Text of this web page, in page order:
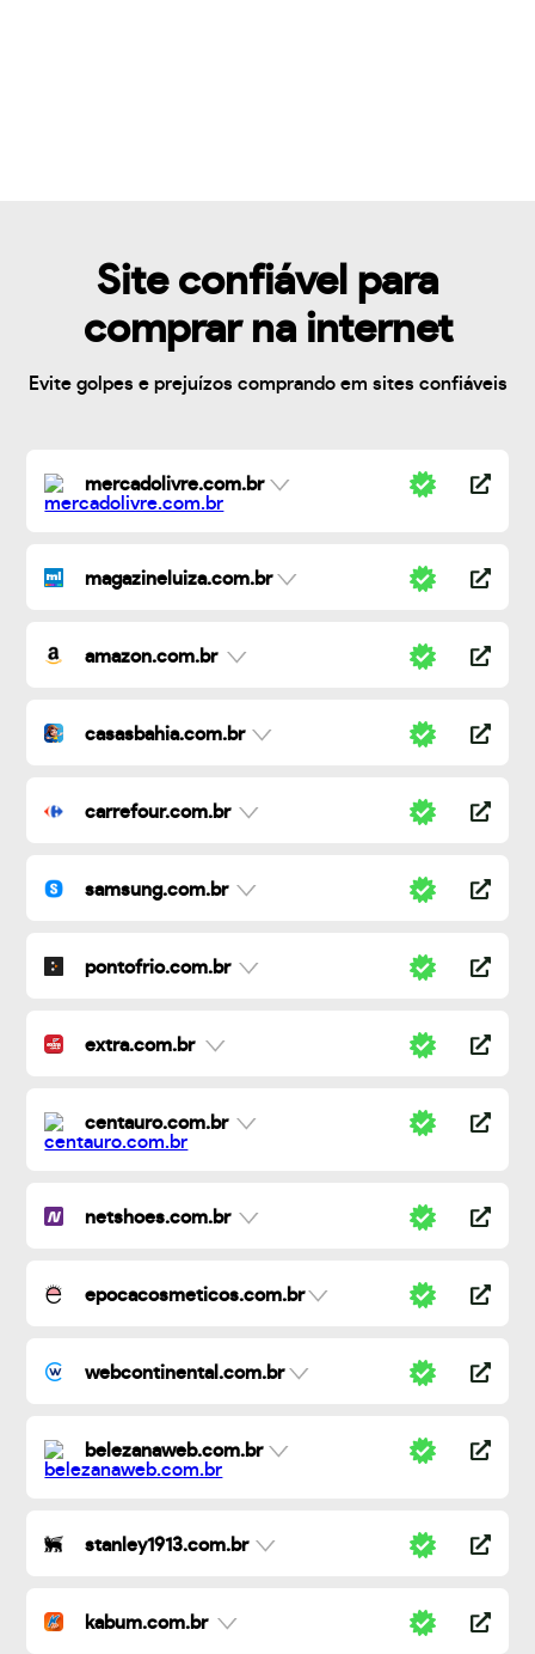
Site confiável para
comprar na internet
Evite golpes e prejuízos comprando em sites confiáveis
mercadolivre.com.br
magazineluiza.com.br
amazon.com.br
casasbahia.com.br
carrefour.com.br
samsung.com.br
pontofrio.com.br
extra.com.br
centauro.com.br
netshoes.com.br
epocacosmeticos.com.br
webcontinental.com.br
belezanaweb.com.br
stanley1913.com.br
kabum.com.br